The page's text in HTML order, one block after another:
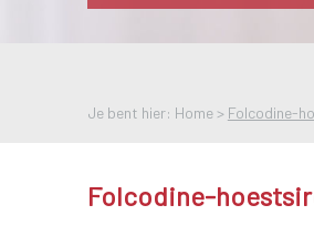
Je bent hier: Home > Folcodine-
Folcodine-